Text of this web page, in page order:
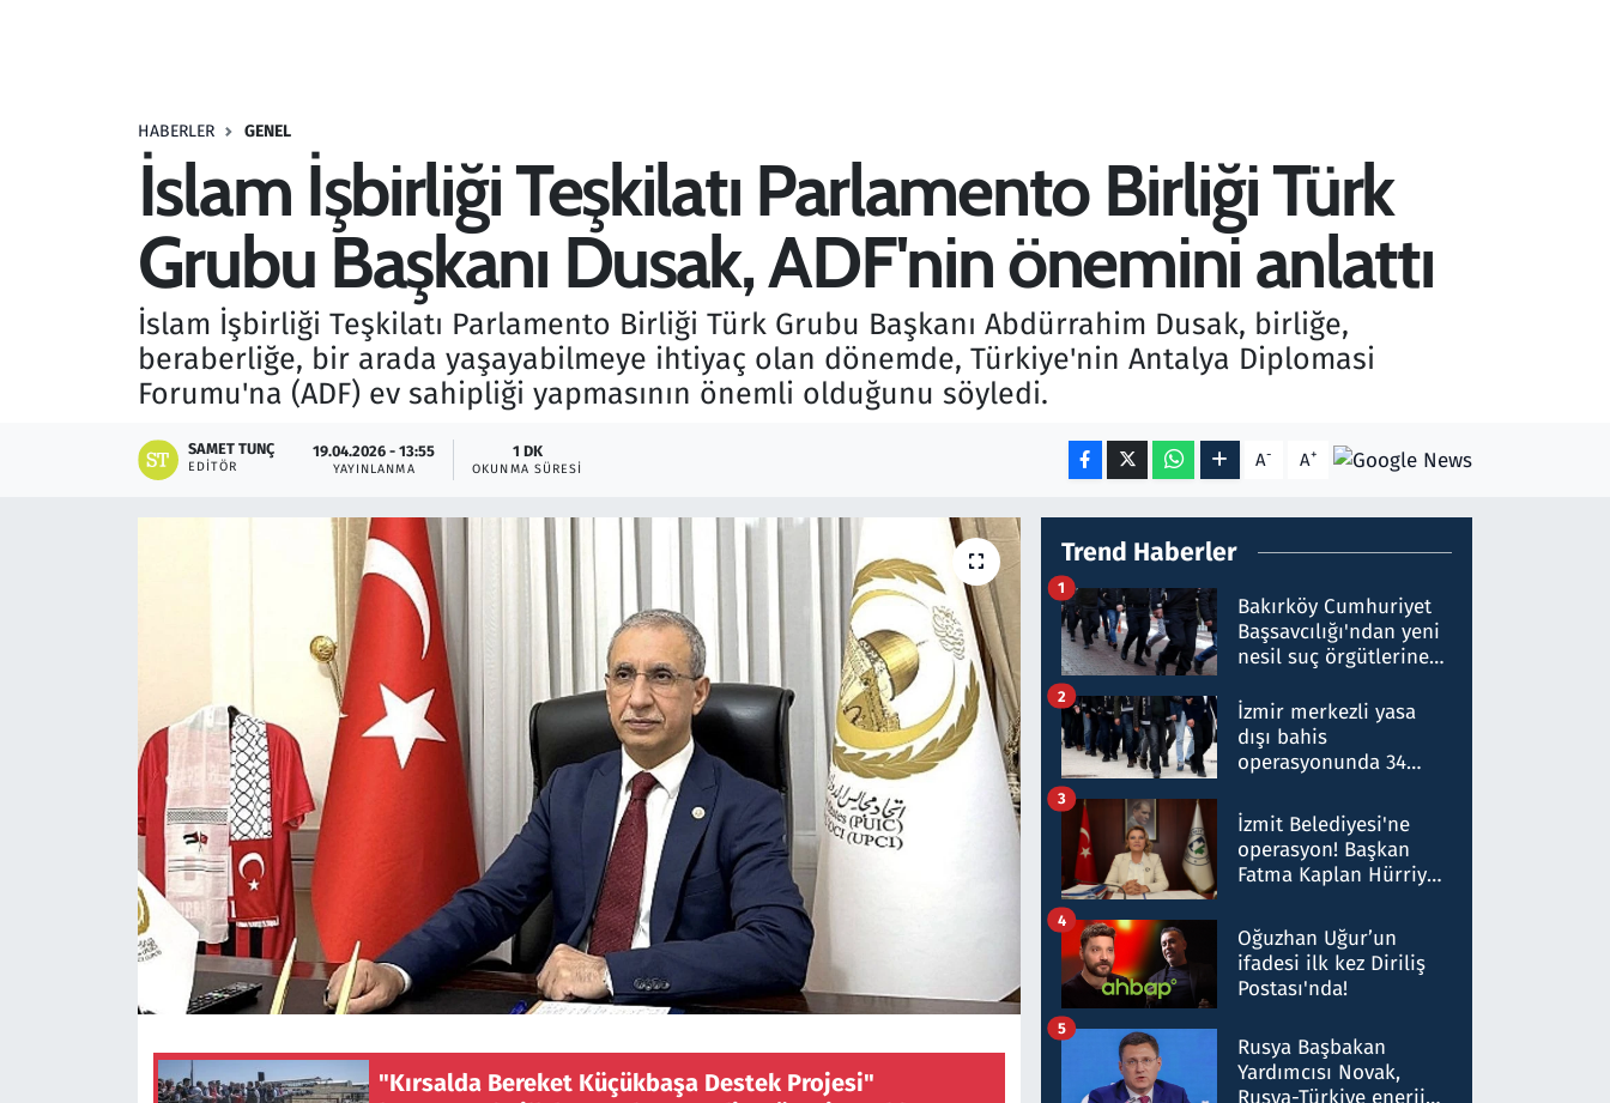
HABERLER GENEL
İslam İşbirliği Teşkilatı Parlamento Birliği Türk
Grubu Başkanı Dusak, ADF'nin önemini anlattı
İslam İşbirliği Teşkilatı Parlamento Birliği Türk Grubu Başkanı Abdürrahim Dusak, birliğe,
beraberliğe, bir arada yaşayabilmeye ihtiyaç olan dönemde, Türkiye'nin Antalya Diplomasi
Forumu'na (ADF) ev sahipliği yapmasının önemli olduğunu söyledi.
SAMET TUNÇ
EDITÖR
19.04.2026 - 13:55
YAYINLANMA
1 DK
OKUNMA SÜRESI A- A+
"Kırsalda Bereket Küçükbaşa Destek Projesi"
Trend Haberler
Bakırköy Cumhuriyet
Başsavcılığı'ndan yeni
nesil suç örgütlerine
hakkında gözaltı kararı
1
İzmir merkezli yasa
dışı bahis
operasyonunda 34
Milyar liralık para
trafiği tespit edildi
2
İzmit Belediyesi'ne
operasyon! Başkan
Fatma Kaplan Hürriyet
3
Oğuzhan Uğur’un
ifadesi ilk kez Diriliş
Postası'nda!
4
Rusya Başbakan
Yardımcısı Novak,
Rusya-Türkiye enerji
5
Savunma Sanayi
Televizyon